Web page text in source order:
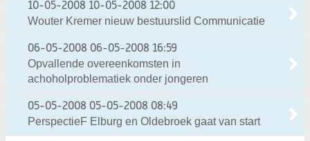
10-05-2008 10-05-2008 12:00
Wouter Kremer nieuw bestuurslid Communicatie
06-05-2008 06-05-2008 16:59
Opvallende overeenkomsten in
achoholproblematiek onder jongeren
05-05-2008 05-05-2008 08:49
PerspectieF Elburg en Oldebroek gaat van start